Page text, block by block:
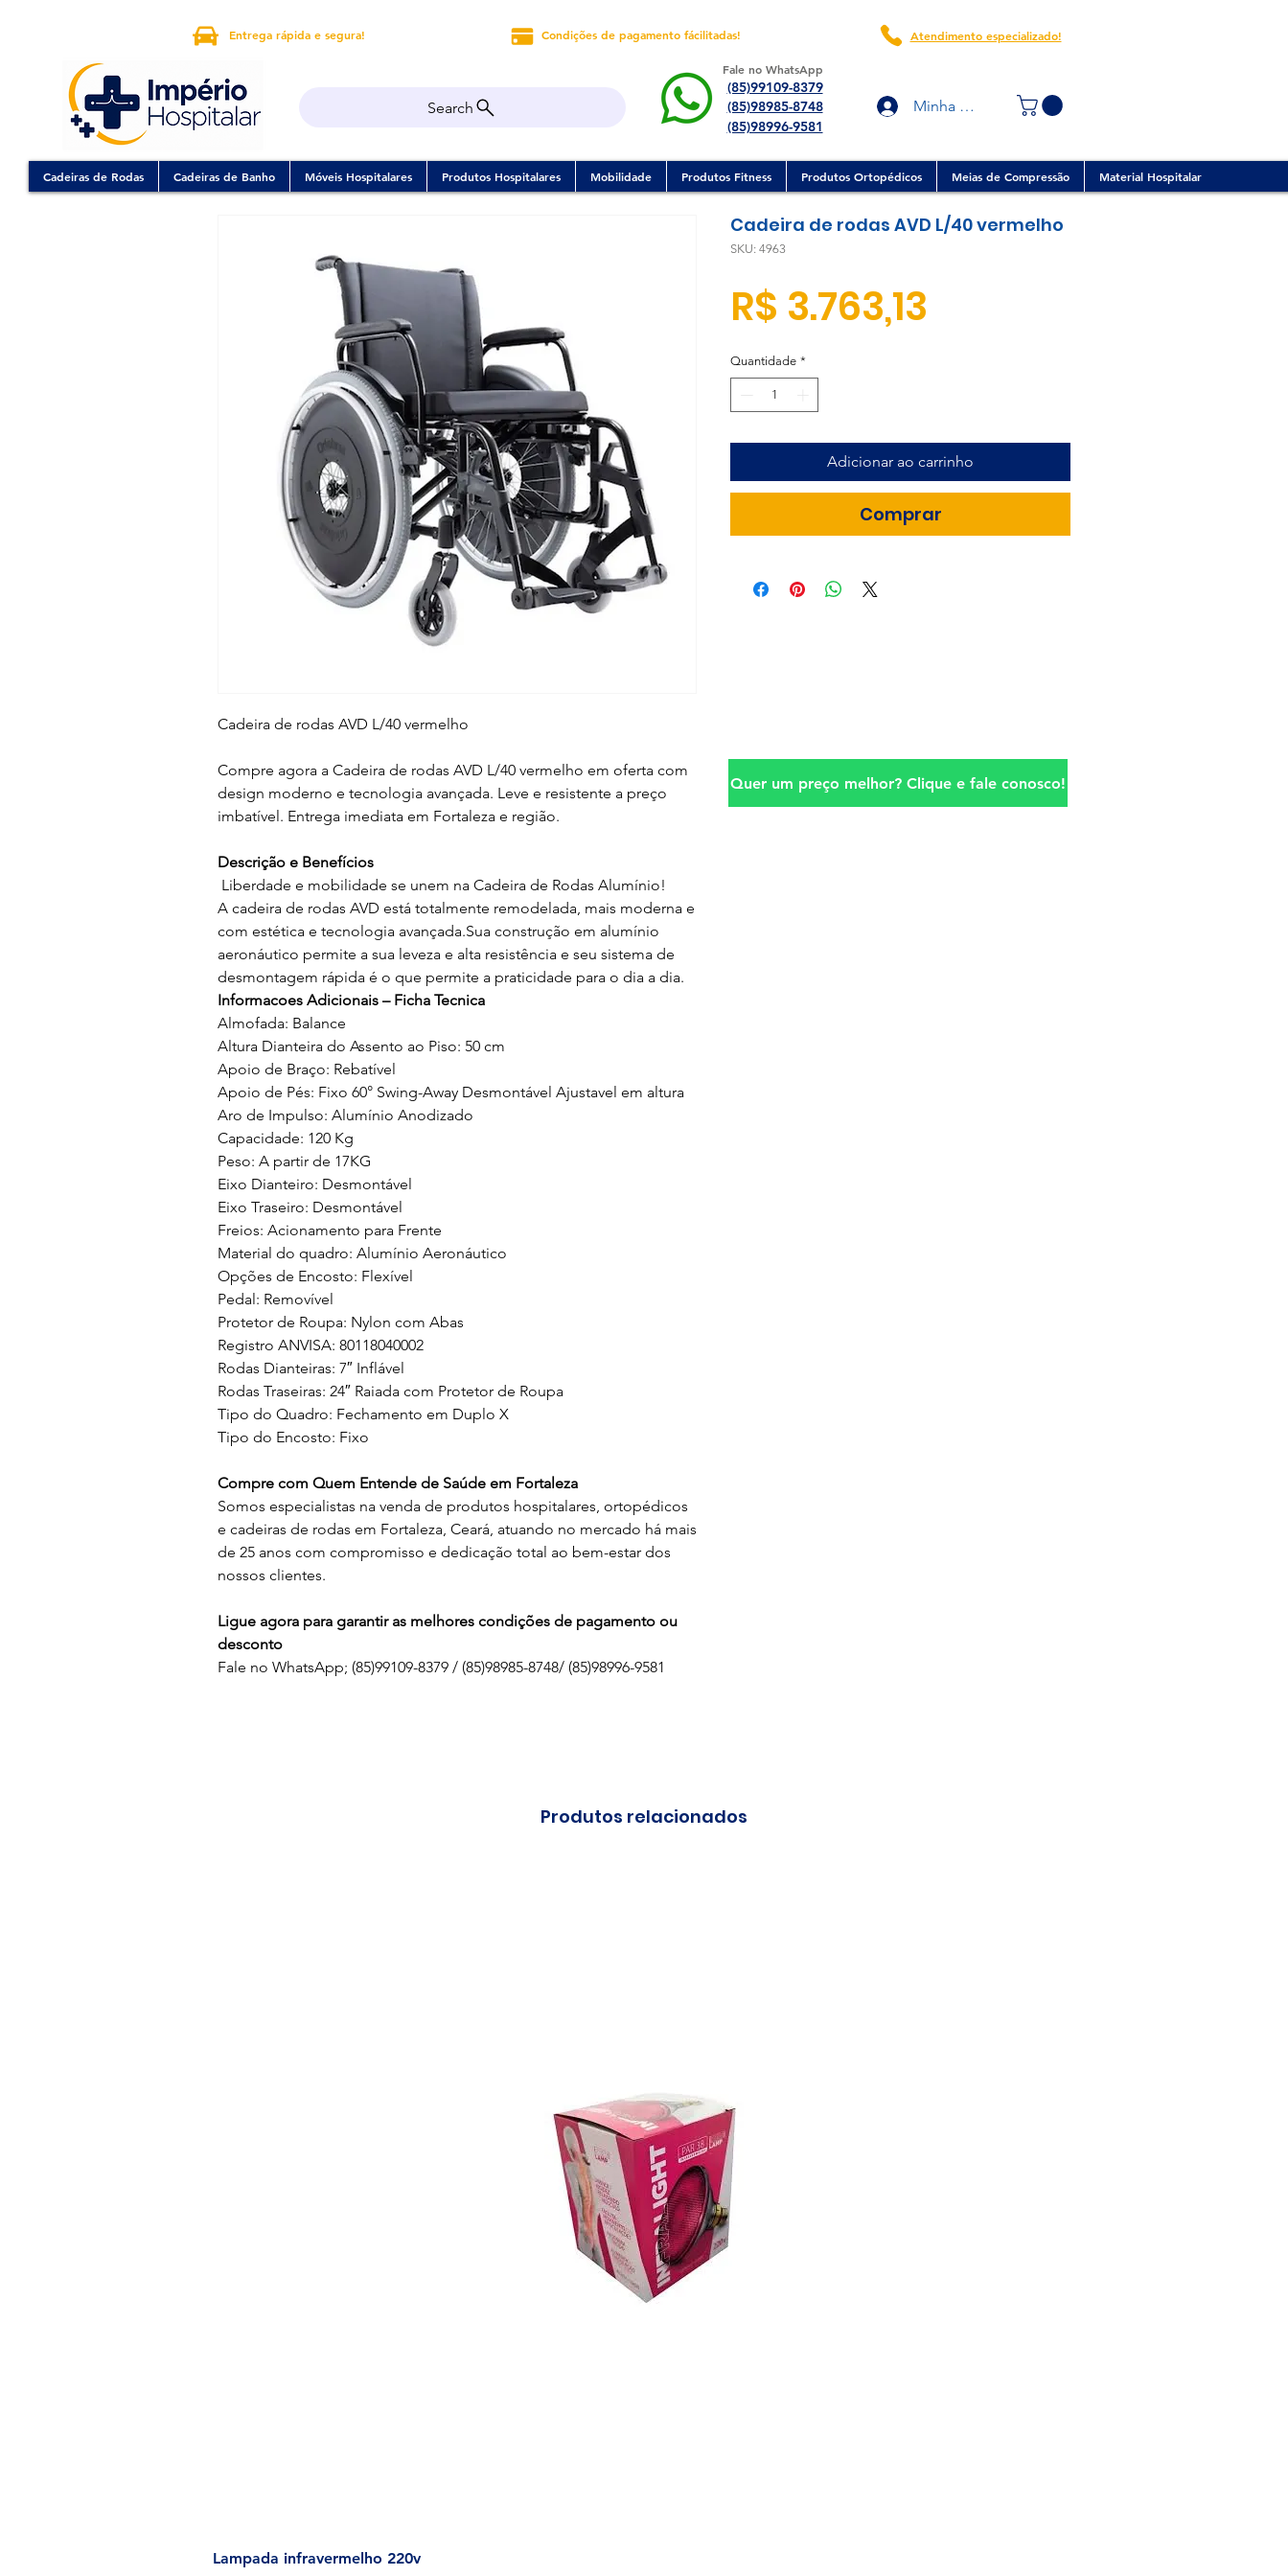
Entrega rápida e segura! Condições de pagamento fácilitadas! Atendimento especializado!
Search Minha conta
Fale no WhatsApp
(85)99109-8379
(85)98985-8748
(85)98996-9581
Cadeiras de Rodas Cadeiras de Banho Móveis Hospitalares Produtos Hospitalares Mobilidade Produtos Fitness Produtos Ortopédicos Meias de Compressão Material Hospitalar
Cadeira de rodas AVD L/40 vermelho
Compre agora a Cadeira de rodas AVD L/40 vermelho em oferta com
design moderno e tecnologia avançada. Leve e resistente a preço
imbatível. Entrega imediata em Fortaleza e região.
Descrição e Benefícios
Liberdade e mobilidade se unem na Cadeira de Rodas Alumínio!
A cadeira de rodas AVD está totalmente remodelada, mais moderna e
com estética e tecnologia avançada.Sua construção em alumínio
aeronáutico permite a sua leveza e alta resistência e seu sistema de
desmontagem rápida é o que permite a praticidade para o dia a dia.
Informacoes Adicionais – Ficha Tecnica
Almofada: Balance
Altura Dianteira do Assento ao Piso: 50 cm
Apoio de Braço: Rebatível
Apoio de Pés: Fixo 60° Swing-Away Desmontável Ajustavel em altura
Aro de Impulso: Alumínio Anodizado
Capacidade: 120 Kg
Peso: A partir de 17KG
Eixo Dianteiro: Desmontável
Eixo Traseiro: Desmontável
Freios: Acionamento para Frente
Material do quadro: Alumínio Aeronáutico
Opções de Encosto: Flexível
Pedal: Removível
Protetor de Roupa: Nylon com Abas
Registro ANVISA: 80118040002
Rodas Dianteiras: 7″ Inflável
Rodas Traseiras: 24″ Raiada com Protetor de Roupa
Tipo do Quadro: Fechamento em Duplo X
Tipo do Encosto: Fixo
Compre com Quem Entende de Saúde em Fortaleza
Somos especialistas na venda de produtos hospitalares, ortopédicos
e cadeiras de rodas em Fortaleza, Ceará, atuando no mercado há mais
de 25 anos com compromisso e dedicação total ao bem-estar dos
nossos clientes.
Ligue agora para garantir as melhores condições de pagamento ou
desconto
Fale no WhatsApp; (85)99109-8379 / (85)98985-8748/ (85)98996-9581
Cadeira de rodas AVD L/40 vermelho
SKU: 4963
R$ 3.763,13
Quantidade *
Adicionar ao carrinho
Comprar
Quer um preço melhor? Clique e fale conosco!
Produtos relacionados
Lampada infravermelho 220v